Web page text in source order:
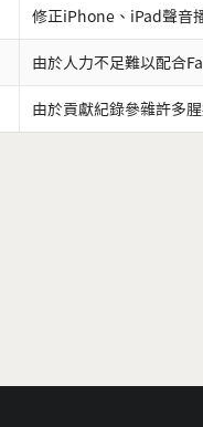
修正iPhone、iPad聲音
由於人力不足難以配合
由於貢獻紀錄參雜許多